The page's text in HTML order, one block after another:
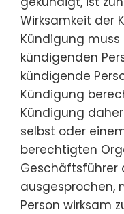
Wirksamkeit der
Kündigung
kündigenden
kündigende
Kündigung
Kündigung
selbst oder
berechtigten
Geschäftsführer
ausgesprochen,
Person wirksam